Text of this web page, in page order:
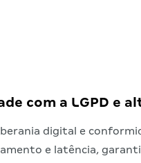
com a LGPD e
digital e
e latência,